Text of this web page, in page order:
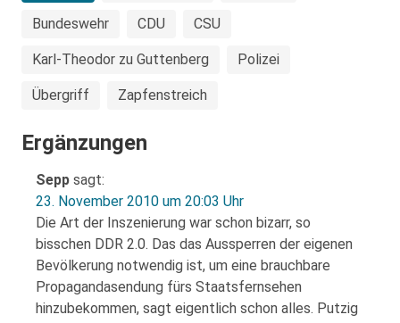
Bundeswehr CDU CSU
Karl-Theodor zu Guttenberg Polizei
Übergriff Zapfenstreich
Ergänzungen
Sepp sagt:
23. November 2010 um 20:03 Uhr
Die Art der Inszenierung war schon bizarr, so
bisschen DDR 2.0. Das das Aussperren der eigenen
Bevölkerung notwendig ist, um eine brauchbare
Propagandasendung fürs Staatsfernsehen
hinzubekommen, sagt eigentlich schon alles. Putzig